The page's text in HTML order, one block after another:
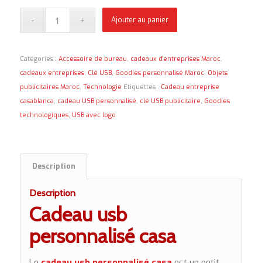
Ajouter au panier
Catégories : Accessoire de bureau, cadeaux d'entreprises Maroc,
cadeaux entreprises, Clé USB, Goodies personnalisé Maroc, Objets
publicitaires Maroc, Technologie Étiquettes : Cadeau entreprise
casablanca, cadeau USB personnalisé, clé USB publicitaire, Goodies
technologiques, USB avec logo
Description
Description
Cadeau usb
personnalisé casa